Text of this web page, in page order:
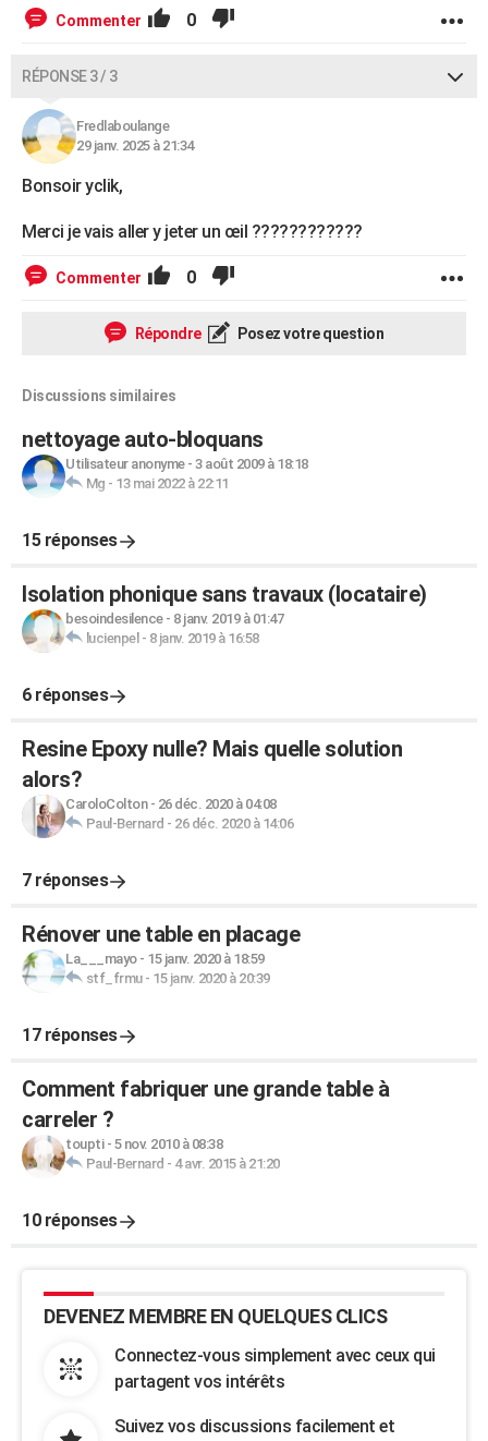
Commenter 0
RÉPONSE 3 / 3
Fredlaboulange
29 janv. 2025 à 21:34
Bonsoir yclik,
Merci je vais aller y jeter un œil ????????????
Commenter 0
Répondre Posez votre question
Discussions similaires
nettoyage auto-bloquans
Utilisateur anonyme- 3 août 2009 à 18:18
Mg - 13 mai 2022 à 22:11
15 réponses
Isolation phonique sans travaux (locataire)
besoindesilence- 8 janv. 2019 à 01:47
lucienpel - 8 janv. 2019 à 16:58
6 réponses
Resine Epoxy nulle? Mais quelle solution
alors?
CaroloColton- 26 déc. 2020 à 04:08
Paul-Bernard - 26 déc. 2020 à 14:06
7 réponses
Rénover une table en placage
La___mayo- 15 janv. 2020 à 18:59
stf_frmu- 15 janv. 2020 à 20:39
17 réponses
Comment fabriquer une grande table à
carreler ?
toupti- 5 nov. 2010 à 08:38
Paul-Bernard - 4 avr. 2015 à 21:20
10 réponses
DEVENEZ MEMBRE EN QUELQUES CLICS
Connectez-vous simplement avec ceux qui
partagent vos intérêts
Suivez vos discussions facilement et